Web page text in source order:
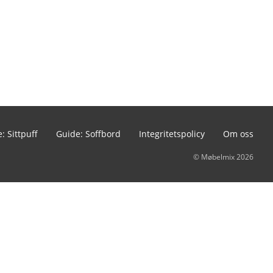
Sittpuff Guide: Soffbord Integritetspolicy Om oss
© Møbelmix 2026